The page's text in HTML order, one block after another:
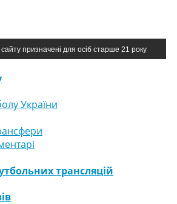
призначені для осіб старше 21 року
України
трансляцій